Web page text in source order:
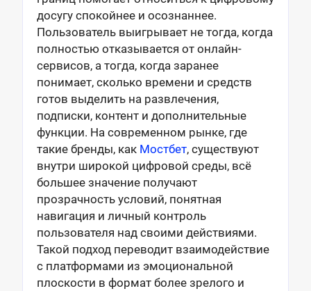
досугу спокойнее и осознаннее.
Пользователь выигрывает не тогда, когда
полностью отказывается от онлайн-
сервисов, а тогда, когда заранее
понимает, сколько времени и средств
готов выделить на развлечения,
подписки, контент и дополнительные
функции. На современном рынке, где
такие бренды, как Мостбет, существуют
внутри широкой цифровой среды, всё
большее значение получают
прозрачность условий, понятная
навигация и личный контроль
пользователя над своими действиями.
Такой подход переводит взаимодействие
с платформами из эмоциональной
плоскости в формат более зрелого и